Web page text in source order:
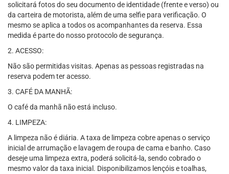
solicitará fotos do seu documento de identidade (frente e verso) ou
da carteira de motorista, além de uma selfie para verificação. O
mesmo se aplica a todos os acompanhantes da reserva. Essa
medida é parte do nosso protocolo de segurança.
2. ACESSO:
Não são permitidas visitas. Apenas as pessoas registradas na
reserva podem ter acesso.
3. CAFÉ DA MANHÃ:
O café da manhã não está incluso.
4. LIMPEZA:
A limpeza não é diária. A taxa de limpeza cobre apenas o serviço
inicial de arrumação e lavagem de roupa de cama e banho. Caso
deseje uma limpeza extra, poderá solicitá-la, sendo cobrado o
mesmo valor da taxa inicial. Disponibilizamos lençóis e toalhas,